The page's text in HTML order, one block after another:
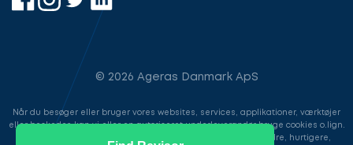
© 2026 Ageras Danmark ApS
Når du besøger eller bruger vores websites, services, applikationer, værktøjer
eller beskeder, kan vi eller en autoriseret underleverandør bruge cookies o.lign.
til at gemme information for at gøre din brugeroplevelse bedre, hurtigere,